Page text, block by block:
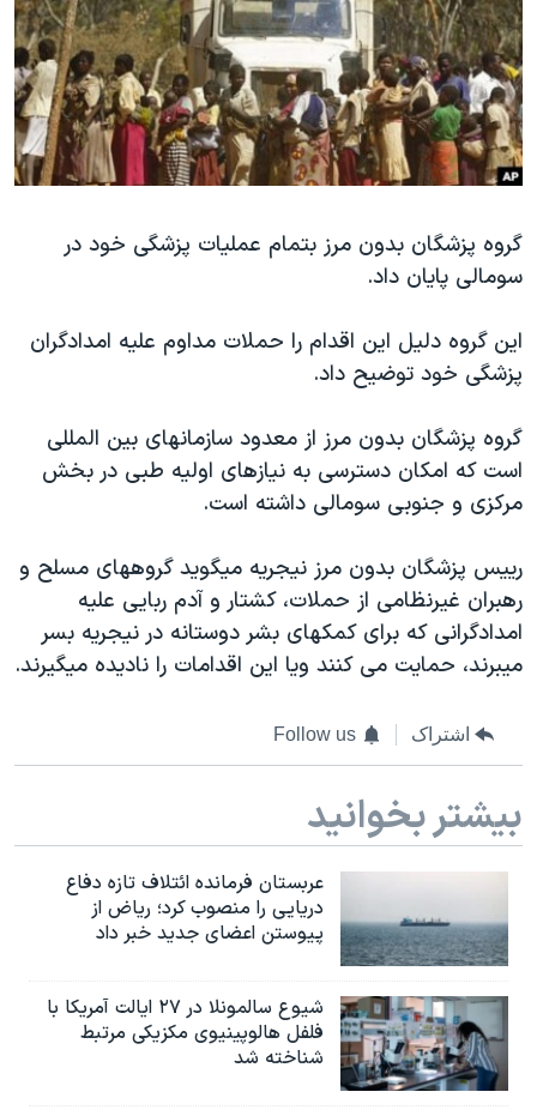
فرهنگ و زندگی
حقوق شهروندی
اقتصادی
علم و فناوری
گالری عکس
آرشیو پخش زنده
مستندها
انتخابات ریاست جمهوری آمریکا ۲۰۲۴
حمله جمهوری اسلامی به اسرائیل
رمز مهسا
اعتراضات زن، زندگی، آزادی
مجموعه مستندهای دادخواهی
دادگاه حمید نوری
قانون شفافیت دارائی کادر رهبری ایران
اعتراضات مردمی آبان ۹۸
نرگس محمدی برنده جایزه نوبل صلح
همایش محافظه‌کاران آمریکا «سی‌پک»
صفحه‌های ویژه
دنبال کنید
زبانهای مختلف
گروه پزشگان بدون مرز بتمام عملیات پزشگی خود در
سومالی پایان داد.
این گروه دلیل این اقدام را حملات مداوم علیه امدادگران
پزشگی خود توضیح داد.
گروه پزشگان بدون مرز از معدود سازمانهای بین المللی
است که امکان دسترسی به نیازهای اولیه طبی در بخش
مرکزی و جنوبی سومالی داشته است.
رییس پزشگان بدون مرز نیجریه میگوید گروههای مسلح و
رهبران غیرنظامی از حملات، کشتار و آدم ربایی علیه
امدادگرانی که برای کمکهای بشر دوستانه در نیجریه بسر
میبرند، حمایت می کنند ویا این اقدامات را نادیده میگیرند.
اشتراک Follow us
بیشتر بخوانید
عربستان فرمانده ائتلاف تازه دفاع
دریایی را منصوب کرد؛ ریاض از
پیوستن اعضای جدید خبر داد
شیوع سالمونلا در ۲۷ ایالت آمریکا با
فلفل هالوپینیوی مکزیکی مرتبط
شناخته شد